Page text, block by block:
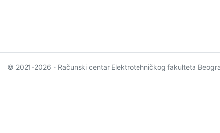
© 2021-2026 - Računski centar Elektrotehničkog fakulteta